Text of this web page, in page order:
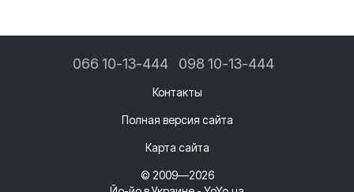
066 10-13-444 098 10-13-444
Контакты
Полная версия сайта
Карта сайта
© 2009—2026